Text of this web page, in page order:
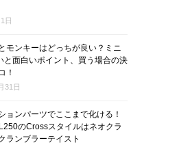
日
モンキーはどっちが良い？ミニ
と面白いポイント、買う場合の決
！
31日
ョンパーツでここまで化ける！
のCrossスタイルはネオクラ
ランブラーテイスト